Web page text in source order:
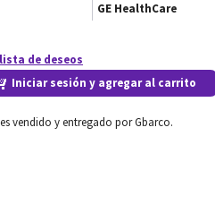
GE HealthCare
de deseos
Iniciar sesión y agregar al carrito
vendido y entregado por Gbarco.